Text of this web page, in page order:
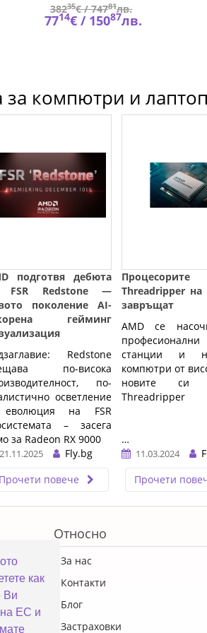
как
Ви
на ЕС и
38235€ /74781лв.
7714€ / 15087лв.
за компютри и
подготвя дебюта
FSR Redstone —
поколение AI-
гейминг
Redstone
по-висока
по-
осветление
на FSR
– засега
за Radeon RX 9000
21.11.2025
Fly.bg
Прочети повече
Процесорите
Threadripper на
завръщат
AMD се
професионални
станции и
компютри от
новите си
Threadripper
…
11.03.2024
Прочети
Относно
За нас
Контакти
Блог
Застраховки